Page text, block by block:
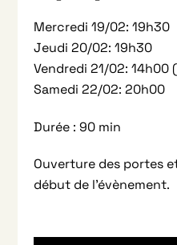
Mercredi 19/02: 19h30
Jeudi 20/02: 19h30
Vendredi 21/02: 14h00
Samedi 22/02: 20h00
Durée :90 min
Ouverture des portes
début de l’évènement.